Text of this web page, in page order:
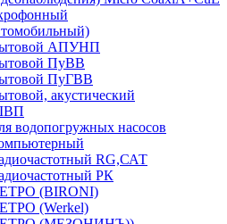
АПУНП
ПуВВ
ПуГВВ
акустический
водопогружных насосов
RG,САТ
РК
(BIRONI)
(Werkel)